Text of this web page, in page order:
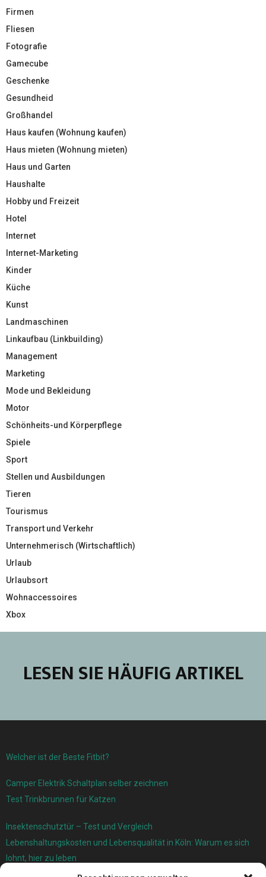
Firmen
Fliesen
Fotografie
Gamecube
Geschenke
Gesundheid
Großhandel
Haus kaufen (Wohnung kaufen)
Haus mieten (Wohnung mieten)
Haus und Garten
Haushalte
Hobby und Freizeit
Hotel
Internet
Internet-Marketing
Kinder
Küche
Kunst
Landmaschinen
Linkaufbau (Linkbuilding)
Management
Marketing
Mode und Bekleidung
Motor
Schönheits-und Körperpflege
Spiele
Sport
Stellen und Ausbildungen
Tieren
Tourismus
Transport und Verkehr
Unternehmerisch (Wirtschaftlich)
Urlaub
Urlaubsort
Wohnaccessoires
Xbox
LESEN SIE HÄUFIG ARTIKEL
Welcher ist der Beste Fitbit?
Camper Elektrik Schaltplan selber zeichnen
Test Trinkbrunnen für Katzen
Insektenschutztür – Test und Vergleich
Lebenshaltungskosten und Lebensqualität in Köln: Warum es sich
lohnt, hier zu leben